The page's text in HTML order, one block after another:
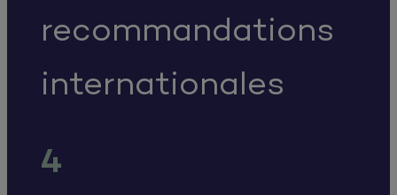
recommandations
internationales
4